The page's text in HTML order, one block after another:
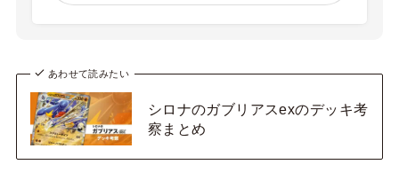
あわせて読みたい
シロナのガブリアスexのデッキ考
察まとめ